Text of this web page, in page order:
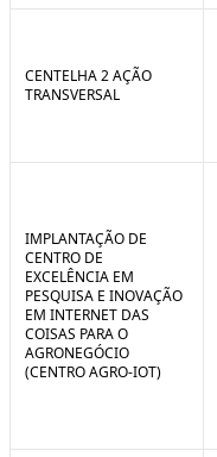
CENTELHA 2 AÇÃO
TRANSVERSAL
IMPLANTAÇÃO DE
CENTRO DE
EXCELÊNCIA EM
PESQUISA E INOVAÇÃO
EM INTERNET DAS
COISAS PARA O
AGRONEGÓCIO
(CENTRO AGRO-IOT)